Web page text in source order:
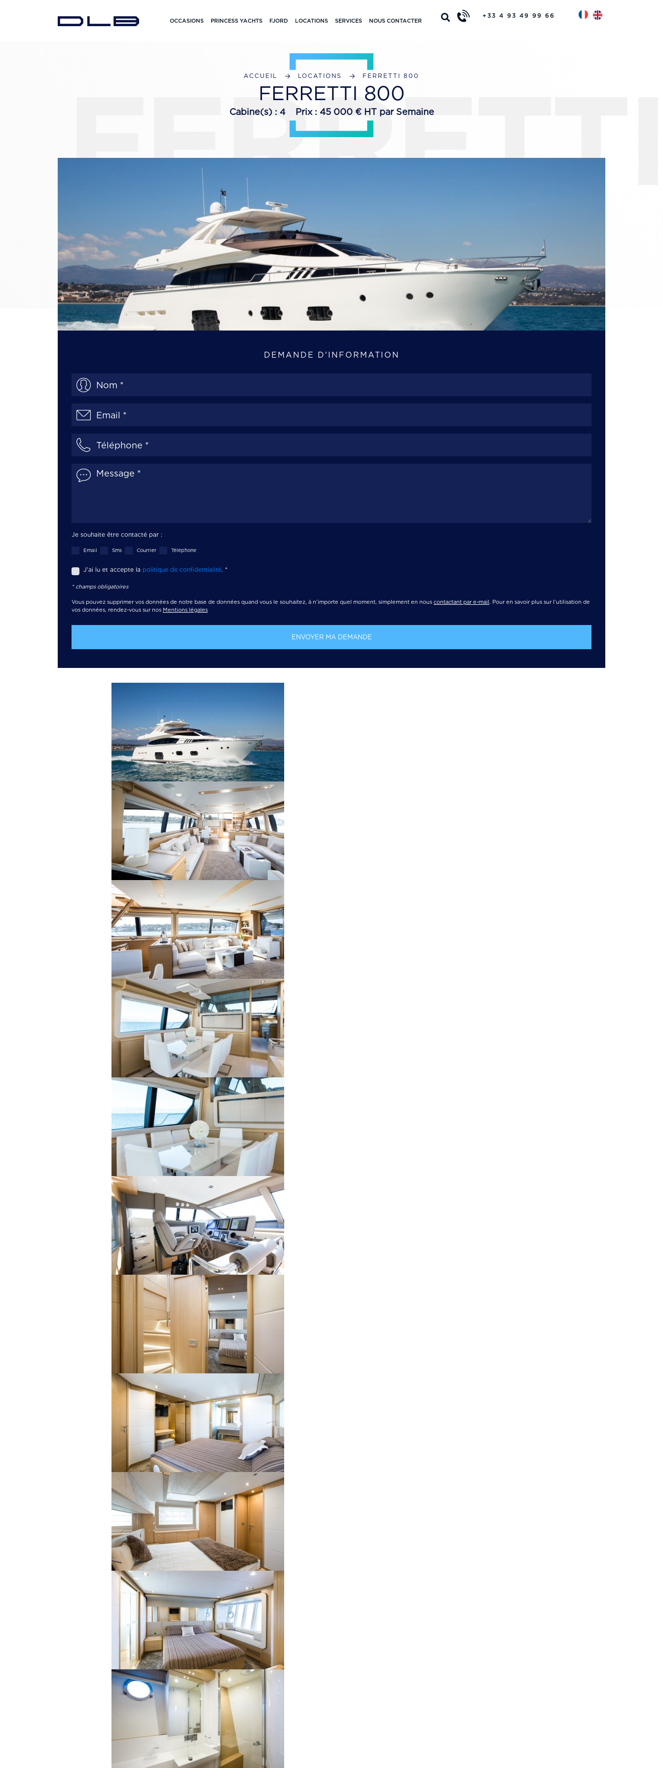
OCCASIONS PRINCESS YACHTS FJORD LOCATIONS SERVICES NOUS CONTACTER
+33 4 93 49 99 66
ACCUEIL LOCATIONS FERRETTI 800
FERRETTI 800
Cabine(s) : 4 Prix : 45 000 € HT par Semaine
DEMANDE D'INFORMATION
Je souhaite être contacté par :
Email Sms Courrier Téléphone
J'ai lu et accepte la politique de confidentialité. *
* champs obligatoires
Vous pouvez supprimer vos données de notre base de données quand vous le souhaitez, à n’importe quel moment, simplement en nous contactant par e-mail. Pour en savoir plus sur l’utilisation de
vos données, rendez-vous sur nos Mentions légales
ENVOYER MA DEMANDE